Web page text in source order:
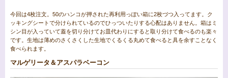
今回は4枚注文。50のハンコが押された再利用っぽい箱に2枚づつ入ってます。ク
ッキングシートで分けられているのでひっついたりする心配はありません。箱はミ
シン目が入っていて蓋を切り分けてお皿代わりにすると取り分けて食べるのも楽々
です。生地は薄めのさくさくした生地でくるくる丸めて食べると具を余すことなく
食べられます。
マルゲリータ＆アスパラベーコン